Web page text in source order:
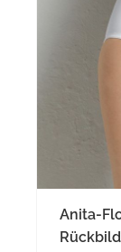
Anita-